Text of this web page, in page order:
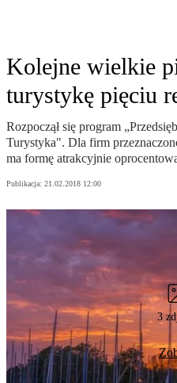
Kolejne wielkie
turystykę pięciu
Rozpoczął się program
Turystyka". Dla firm
ma formę atrakcyjnie
Publikacja: 21.02.2018 12:00
3